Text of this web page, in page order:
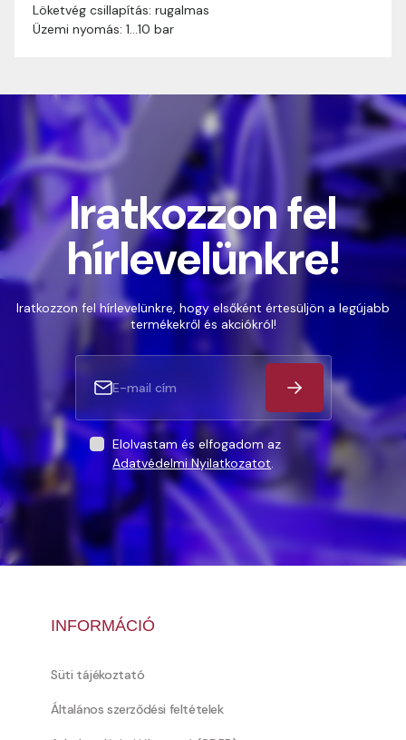
Löketvég csillapítás: rugalmas
Üzemi nyomás: 1…10 bar
Iratkozzon fel
hírlevelünkre!
Iratkozzon fel hírlevelünkre, hogy elsőként értesüljön a legújabb
termékekről és akciókról!
Elolvastam és elfogadom az
Adatvédelmi Nyilatkozatot.
INFORMÁCIÓ
Süti tájékoztató
Általános szerződési feltételek